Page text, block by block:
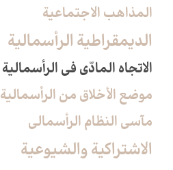
المذاهب الاجتماعية
الديمقراطية الرأسمالية
الاتجاه المادّي في الرأسمالية
موضع الأخلاق من الرأسمالية
مآسي النظام الرأسمالي
الاشتراكية والشيوعية